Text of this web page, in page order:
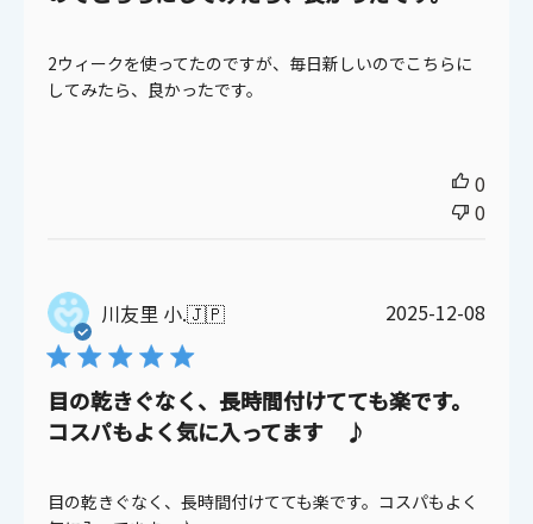
2ウィークを使ってたのですが、毎日新しいのでこちらに
してみたら、良かったです。
0
0
川友里 小.🇯🇵
目の乾きぐなく、長時間付けてても楽です。
コスパもよく気に入ってます ♪
目の乾きぐなく、長時間付けてても楽です。コスパもよく
公
2025-12-08